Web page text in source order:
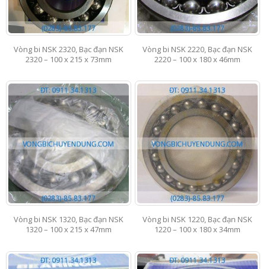
Vòng bi NSK 2320, Bạc đạn NSK
2320 – 100 x 215 x 73mm
Vòng bi NSK 2220, Bạc đạn NSK
2220 – 100 x 180 x 46mm
Vòng bi NSK 1320, Bạc đạn NSK
1320 – 100 x 215 x 47mm
Vòng bi NSK 1220, Bạc đạn NSK
1220 – 100 x 180 x 34mm